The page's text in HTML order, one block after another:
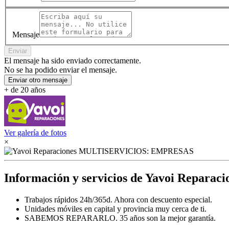
Mensaje
Enviar
El mensaje ha sido enviado correctamente.
No se ha podido enviar el mensaje.
Enviar otro mensaje
+ de 20 años
Ver galería de fotos
×
Información y servicios de Yavoi
Trabajos rápidos 24h/365d. Ahora con descuento especial.
Unidades móviles en capital y provincia muy cerca de ti.
SABEMOS REPARARLO. 35 años son la mejor garantía.